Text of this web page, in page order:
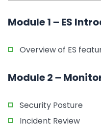
Module 1 – ES
Overview of ES
Module 2 –
Security Posture
Incident Review